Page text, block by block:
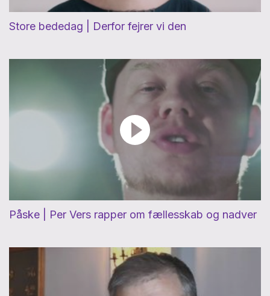
Store bededag | Derfor fejrer vi den
Påske | Per Vers rapper om fællesskab og nadver